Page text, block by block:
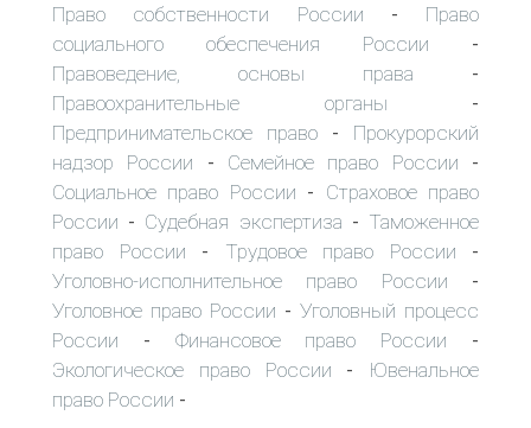
Право собственности России - Право
социального обеспечения России -
Правоведение, основы права -
Правоохранительные органы -
Предпринимательское право - Прокурорский
надзор России - Семейное право России -
Социальное право России - Страховое право
России - Судебная экспертиза - Таможенное
право России - Трудовое право России -
Уголовно-исполнительное право России -
Уголовное право России - Уголовный процесс
России - Финансовое право России -
Экологическое право России -
Ювенальное
право России -